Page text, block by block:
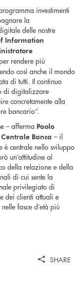
investimenti
la
delle nostre
Information
rendere più
così anche il mondo
di tutti. Il continuo
di digitalizzare
concretamente alla
bancario”.
– afferma Paolo
Banca – il
centrale nello sviluppo
un’attitudine al
della relazione e della
di cui sente la
privilegiato di
dei clienti attuali e
fasce d’età più
SHARE